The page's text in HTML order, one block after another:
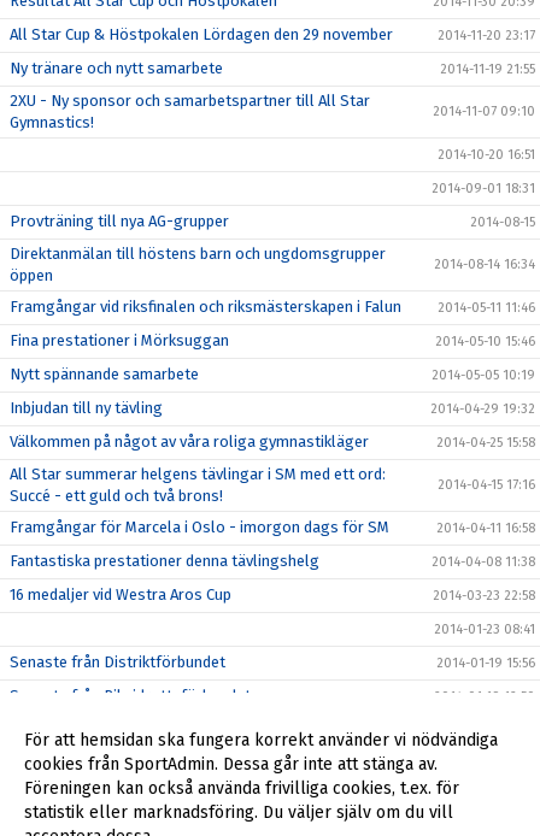
All Star Cup & Höstpokalen Lördagen den 29 november 2014-11-20 23:17
Ny tränare och nytt samarbete 2014-11-19 21:55
2XU - Ny sponsor och samarbetspartner till All Star
Gymnastics!
2014-11-07 09:10
2014-10-20 16:51
2014-09-01 18:31
Provträning till nya AG-grupper 2014-08-15
Direktanmälan till höstens barn och ungdomsgrupper
öppen
2014-08-14 16:34
Framgångar vid riksfinalen och riksmästerskapen i Falun 2014-05-11 11:46
Fina prestationer i Mörksuggan 2014-05-10 15:46
Nytt spännande samarbete 2014-05-05 10:19
Inbjudan till ny tävling 2014-04-29 19:32
Välkommen på något av våra roliga gymnastikläger 2014-04-25 15:58
All Star summerar helgens tävlingar i SM med ett ord:
Succé - ett guld och två brons!
2014-04-15 17:16
Framgångar för Marcela i Oslo - imorgon dags för SM 2014-04-11 16:58
Fantastiska prestationer denna tävlingshelg 2014-04-08 11:38
16 medaljer vid Westra Aros Cup 2014-03-23 22:58
2014-01-23 08:41
Senaste från Distriktförbundet 2014-01-19 15:56
Senaste från Riksidrottsförbundet 2014-01-19 12:50
Anmälan för stödmedlem eller nya medlemmar 2014-01-18 21:31
Godkännande för publicering av bilder på ert barn 2014-01-16 20:03
Äntligen igång 2014-01-16 17:26
För att hemsidan ska fungera korrekt använder vi nödvändiga
cookies från SportAdmin. Dessa går inte att stänga av.
Föreningen kan också använda frivilliga cookies, t.ex. för
statistik eller marknadsföring. Du väljer själv om du vill